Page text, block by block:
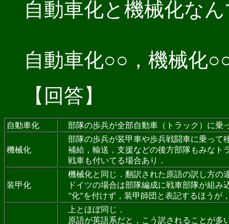
自動車化と機械化な
自動車化○○，機械化
【回答】
自動車化 部隊の歩兵が全部自動車（トラック）に乗
機械化
部隊の歩兵が装甲車や歩兵戦闘車に乗って
補給，輸送，支援などの後方部隊もみなト
戦車も付いてる場合あり．
装甲化
機械化と同じ．翻訳された原語の訳し方の
ドイツの場合は部隊編成に戦車部隊が組み
”化”を付けず，装甲師団と表記するほうが
上とほぼ同じ．
原語が英語系だと，こう訳されることが